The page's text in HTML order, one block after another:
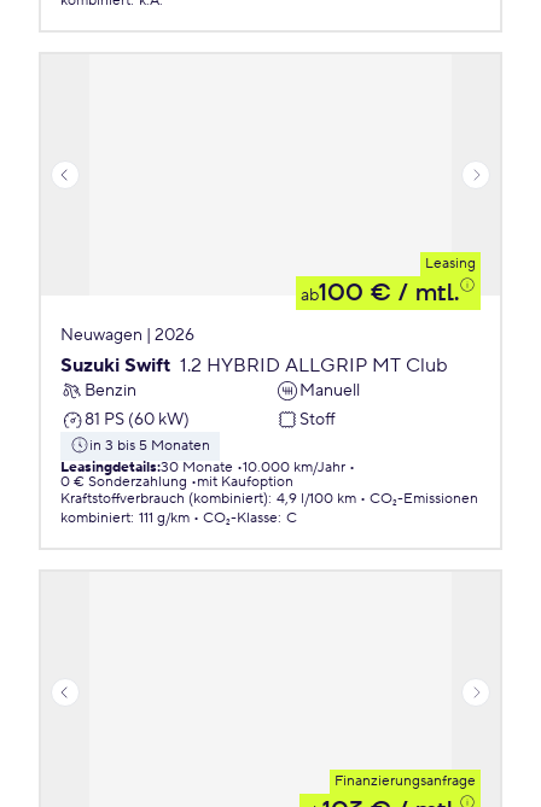
Leasing
ab100 € / mtl.
Neuwagen | 2026
Suzuki Swift 1.2 HYBRID ALLGRIP MT Club
Benzin
Manuell
81 PS (60 kW)
Stoff
in 3 bis 5 Monaten
Leasingdetails:30 Monate 10.000 km/Jahr
0 € Sonderzahlung
mit Kaufoption
Kraftstoffverbrauch (kombiniert): 4,9 l/100 km
CO₂-Emissionen
kombiniert: 111 g/km CO₂-Klasse: C
Finanzierungsanfrage